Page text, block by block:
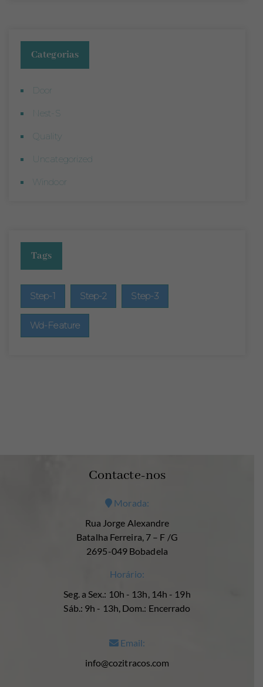
Categorias
Door
Nest-S
Quality
Uncategorized
Windoor
Tags
Step-1 Step-2 Step-3
Wd-Feature
Contacte-nos
Morada:
Rua Jorge Alexandre
Batalha Ferreira, 7 – F /G
2695-049 Bobadela
Horário:
Seg. a Sex.: 10h - 13h, 14h - 19h
Sáb.: 9h - 13h, Dom.: Encerrado
Email:
info@cozitracos.com